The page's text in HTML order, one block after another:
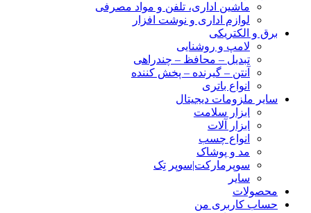
ماشین اداری، تلفن و مواد مصرفی
لوازم اداری و نوشت افزار
برق و الکتریکی
لامپ و روشنایی
تبدیل – محافظ – چندراهی
آنتن – گیرنده – پخش کننده
انواع باتری
سایر ملزومات دیجیتال
ابزار سلامت
ابزار آلات
انواع چسب
مد و پوشاک
سوپرمارکت|سوپر تِک
سایر
محصولات
حساب کاربری من